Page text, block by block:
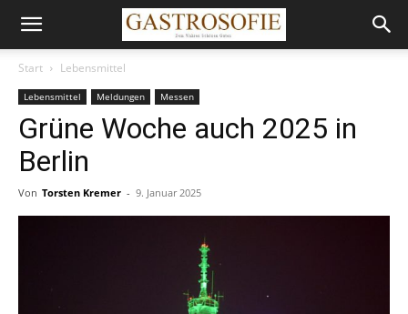
Start Lebensmittel
Lebensmittel Meldungen Messen
Grüne Woche auch 2025 in
Berlin
Von Torsten Kremer - 9. Januar 2025